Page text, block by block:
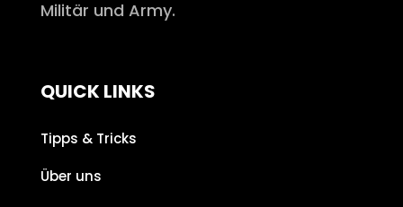
Militär und Army.
QUICK LINKS
Tipps & Tricks
Über uns